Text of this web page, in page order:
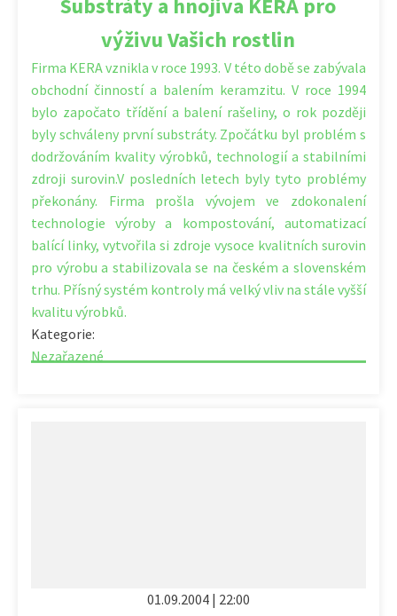
výživu Vašich rostlin
Firma KERA vznikla v roce 1993. V této době se zabývala
obchodní činností a balením keramzitu. V roce 1994
bylo započato třídění a balení rašeliny, o rok později
byly schváleny první substráty. Zpočátku byl problém s
dodržováním kvality výrobků, technologií a stabilními
zdroji surovin.V posledních letech byly tyto problémy
překonány. Firma prošla vývojem ve zdokonalení
technologie výroby a kompostování, automatizací
balící linky, vytvořila si zdroje vysoce kvalitních surovin
pro výrobu a stabilizovala se na českém a slovenském
trhu. Přísný systém kontroly má velký vliv na stále vyšší
kvalitu výrobků.
Kategorie:
Nezařazené
01.09.2004 | 22:00